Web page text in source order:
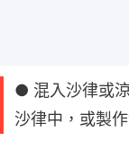
● 混入沙律或
沙律中，或製